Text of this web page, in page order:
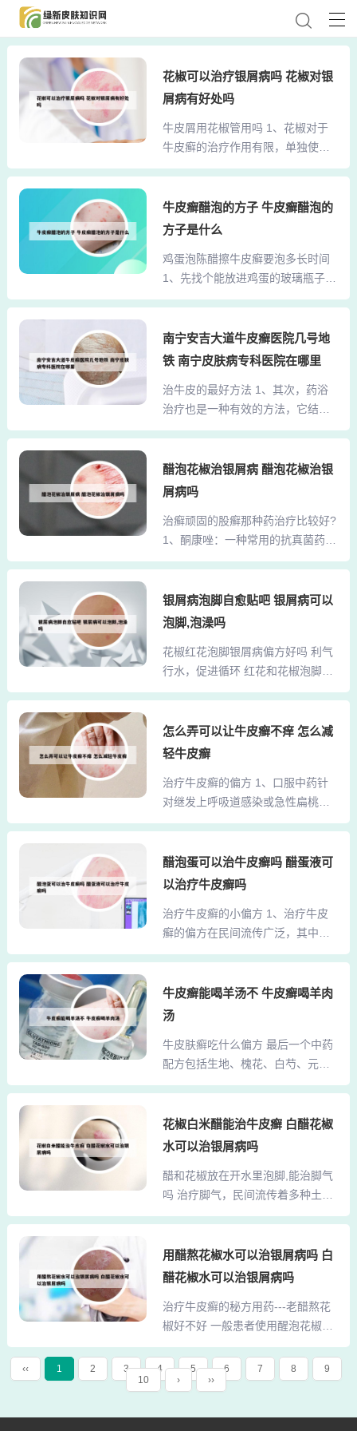
花椒可以治疗银屑病吗 花椒对银
屑病有好处吗
牛皮屑用花椒管用吗 1、花椒对于
牛皮癣的治疗作用有限，单独使用
往往不能起到很好的缓解效果。 牛
果指的是牛皮癣，那么它实际上是
一种被称为银屑病的疾病，这是一
响多个脏器功能。2、醋熬花椒治癣
脖颈患牛皮癣，用醋熬花椒水，奇
迹般地除根了。方法是：一瓶醋，
后将熬好的花椒水装入瓶中，用一
小毛笔刷花椒水于患处，每天坚持
癣，均可根治。3、牛皮藓患者的治
疗方法： 〖醋熬花椒治...
牛皮癣醋泡的方子 牛皮癣醋泡的
方子是什么
鸡蛋泡陈醋擦牛皮癣要泡多长时间
1、先找个能放进鸡蛋的玻璃瓶子；
拿2-3个生鸡蛋放进空罐头瓶里，倒
晒不到的地方；大概一周的时间，
打开瓶子，你会发现蛋是软的，用
和醋搅拌均匀。这样醋泡鸡蛋就制
成了，牛皮癣患者可以使用了。牛
皮癣患者可以使用醋泡鸡蛋来涂抹
治牛皮癣的方法：取鸡蛋10个，老
陈醋适量。将鸡蛋用醋浸泡约7—10
黄调匀贮存在瓶中。3、牛皮癣的治
疗偏方（1）...
南宁安吉大道牛皮癣医院几号地
铁 南宁皮肤病专科医院在哪里
治牛皮的最好方法 1、其次，药浴
治疗也是一种有效的方法，它结合
了药物、水疗和热疗，能够刺激皮
吸收，达到治疗皮肤疾病的目的。
此外，交替疗法也是治疗牛皮癣的
之间转换，以减少药物的累积毒
性，提高治疗效果。2、醋花椒疗
法：将一瓶醋与一把花椒一起熬煮
时，用小刷子蘸取花椒醋涂抹于患
处，每日三次，可有效治疗各种癣
片，用其汁液涂抹癣病区域。一瓣
大蒜可多次使用，通常涂抹三到四
次...
醋泡花椒治银屑病 醋泡花椒治银
屑病吗
治癣顽固的股癣那种药治疗比较好?
1、酮康唑：一种常用的抗真菌药
物，可用于治疗股癣。益康唑：同
治疗。咪康唑：也是抗真菌药物的
一种，可用于涂擦治疗股癣。萘替
芬和酮康唑的抗真菌作用，对股癣
有良好的治疗效果。2、股癣无法根
治，但可以通过药物治疗和生活习
面： 外用抗真菌药物：可以使用酮
康唑、环吡酮胺、特比萘芬、联苯
药物能有效杀灭真菌，缓解病情。
口服抗真菌药：对于病情...
银屑病泡脚自愈贴吧 银屑病可以
泡脚,泡澡吗
花椒红花泡脚银屑病偏方好吗 利气
行水，促进循环 红花和花椒泡脚还
能促进气血运行，帮助身体排出多
症状有一定的缓解作用。这一作用
得益于花椒的温通性质和红花的活
善体内的气血循环和水分代谢。用
红花和花椒泡脚，作用可真不少
呢！下面是几点主要的好处：祛除
子穿上了一件温暖的小棉袄，帮助
身体驱赶寒冷，提升阳气，让你在
睡眠：中医认为，用花椒水泡脚比
用热水泡脚更能有效促进睡眠。...
怎么弄可以让牛皮癣不痒 怎么减
轻牛皮癣
治疗牛皮癣的偏方 1、口服中药针
对继发上呼吸道感染或急性扁桃体
炎病史的点滴型银屑病，中医以清
花、连翘、蒲公英等。此类药物可
清除体内热毒，调节免疫功能，但
量，避免自行用药导致肝肾功能损
伤。2、治疗牛皮癣，可以使下列偏
方进行辅助治疗：平时可以选择薏
的作用，对于牛皮癣的辅助治疗有
一定的效果。牛皮癣还可以通过使
的避免出现牛皮癣现象加重，起到
消肿散结和利湿退黄的效果。...
醋泡蛋可以治牛皮癣吗 醋蛋液可
以治疗牛皮癣吗
治疗牛皮癣的小偏方 1、治疗牛皮
癣的偏方在民间流传广泛，其中一
种是利用牛奶。将牛奶倒入锅中，
5分钟，这时锅壁上会形成一层白
膜。将这层白膜刮下，涂抹于患
辅助治疗，对于病情严重的患者，
建议及时就医。另一种偏方是猪胆
汁。2、做法：取新鲜芦荟叶，挤出
有保湿和舒缓作用，但并非所有牛
皮癣患者都适用。醋水洗头：做
水洗头。注意：醋具有一定的抗菌
作用，但过度使用可能破坏头皮...
牛皮癣能喝羊汤不 牛皮癣喝羊肉
汤
牛皮肤癣吃什么偏方 最后一个中药
配方包括生地、槐花、白芍、元参
等药物，这些具有凉血养阴的功
大黄、红花则用于凉血活血解毒。
该方剂每日一剂，水煎服，适用于
疹持续出现，颜色鲜红，瘙痒明显
等症状。中药方：荆芥、花椒、龙
胆草、地肤子各１５克，防风１２
舌草各２６克，黄连８克，槐米１
６克，乌梢蛇１３克，薏苡仁３０
剂，主治顽固性牛皮癣。气候适宜
时也可用煎过的药渣再煎后外洗，
效...
花椒白米醋能治牛皮癣 白醋花椒
水可以治银屑病吗
醋和花椒放在开水里泡脚,能治脚气
吗 治疗脚气，民间流传着多种土方
法。其中，四斤白醋与四两新花椒
天可根除脚气，但脚有外伤时需谨
慎使用，醋只煮开一次，用后密封
尝试用食醋将雪花膏调成糊状，涂
于患处。这种做法需要随配随用，
轻者只需1次，重者则需2～3次即可
治愈。醋泡花椒治脚气吗醋泡花椒
是民间流传至今的一种神奇的配
用醋熬花椒水可以治银屑病吗 白
醋花椒水可以治银屑病吗
治疗牛皮癣的秘方用药---老醋熬花
椒好不好 一般患者使用醒泡花椒的
方法为：一瓶醋，一把花椒，混合
后熬半小时，放凉后将熬好的花椒
水装入瓶中，用一小毛笔刷花椒水
患处。花椒和醋一般不能治皮肤病
‹‹ 1 2 3 4 5 6 7 8
9
10
› ››